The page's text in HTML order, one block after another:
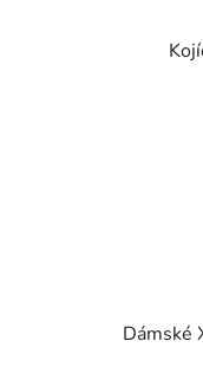
Dámské